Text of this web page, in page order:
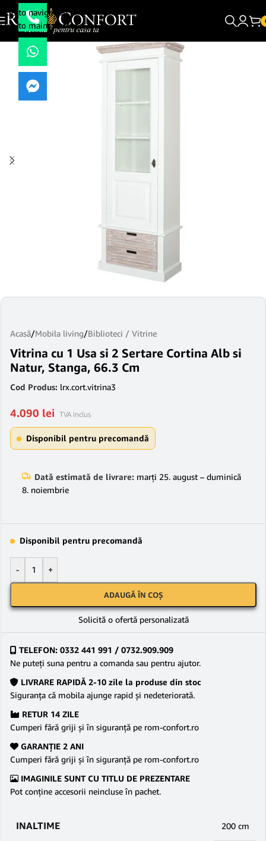
Skip to navigation
Skip to main content
Acasă/Mobila living/Biblioteci / Vitrine
Vitrina cu 1 Usa si 2 Sertare Cortina Alb si
Natur, Stanga, 66.3 Cm
Cod Produs: lrx.cort.vitrina3
4.090 lei TVA Inclus
Disponibil pentru precomandă
Dată estimată de livrare: marți 25. august – duminică
8. noiembrie
Disponibil pentru precomandă
- +
ADAUGĂ ÎN COȘ
Solicită o ofertă personalizată
TELEFON: 0332 441 991 / 0732.909.909
Ne puteţi suna pentru a comanda sau pentru ajutor.
LIVRARE RAPIDĂ 2-10 zile la produse din stoc
Siguranţa că mobila ajunge rapid şi nedeteriorată.
RETUR 14 ZILE
Cumperi fără griji şi în siguranţă pe rom-confort.ro
GARANŢIE 2 ANI
Cumperi fără griji şi în siguranţă pe rom-confort.ro
IMAGINILE SUNT CU TITLU DE PREZENTARE
Pot conține accesorii neincluse în pachet.
INALTIME 200 cm